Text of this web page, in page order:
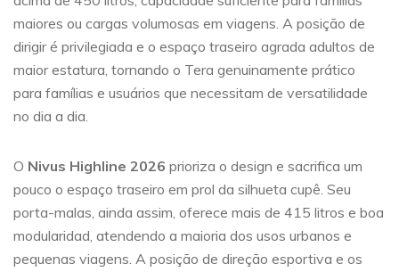
maiores ou cargas volumosas em viagens. A posição de
dirigir é privilegiada e o espaço traseiro agrada adultos de
maior estatura, tornando o Tera genuinamente prático
para famílias e usuários que necessitam de versatilidade
no dia a dia.
O Nivus Highline 2026 prioriza o design e sacrifica um
pouco o espaço traseiro em prol da silhueta cupê. Seu
porta-malas, ainda assim, oferece mais de 415 litros e boa
modularidad, atendendo a maioria dos usos urbanos e
pequenas viagens. A posição de direção esportiva e os